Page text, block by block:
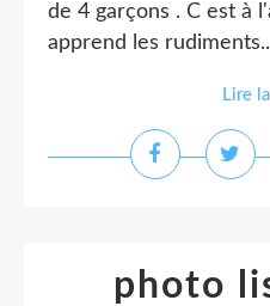
de 4 garçons . C est à
apprend les
Lire
photo